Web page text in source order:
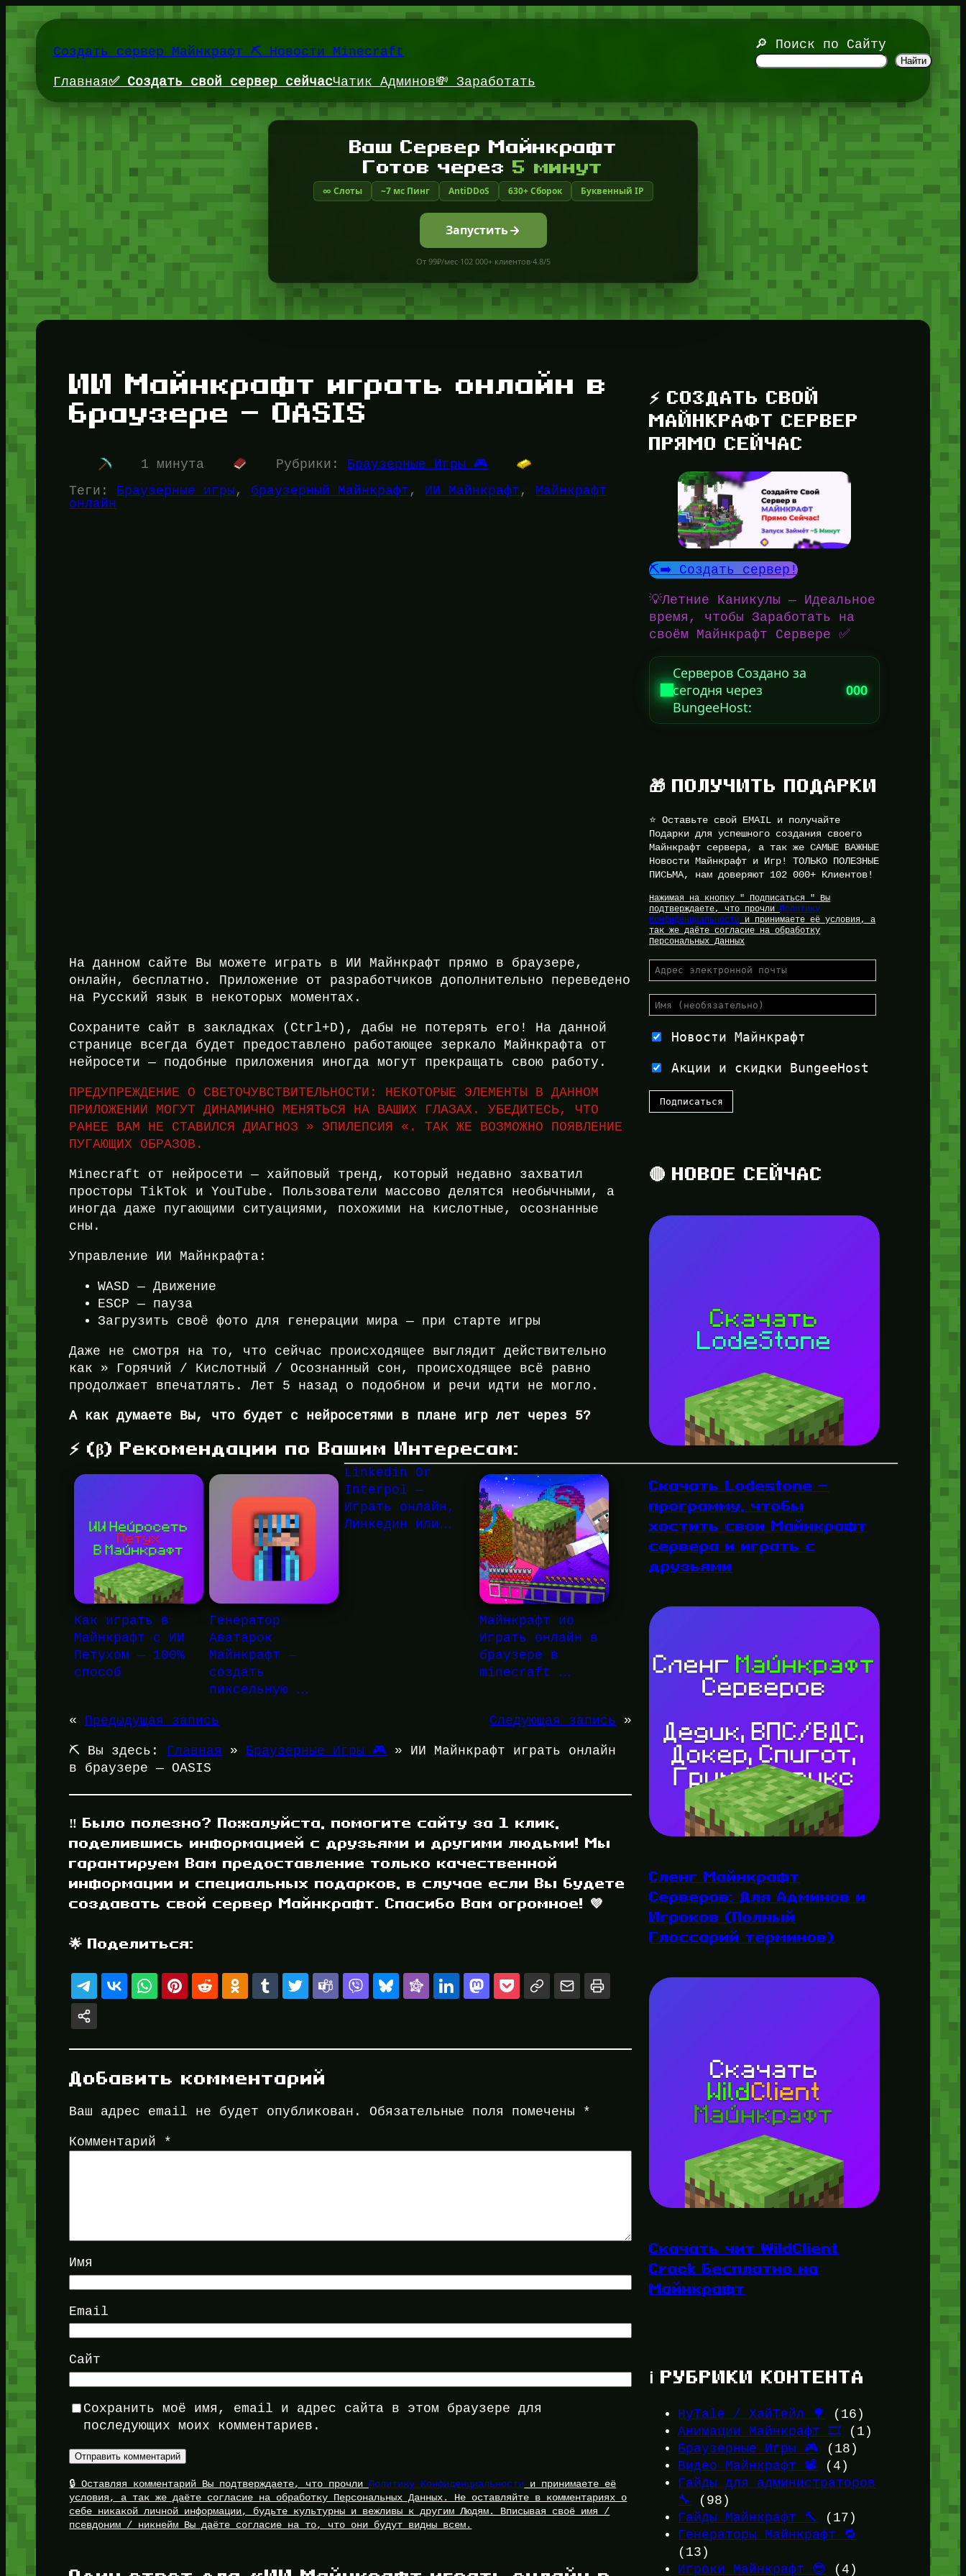
Перейти
содержимомуСоздать сервер Майнкрафт ⛏️ Новости Minecraft
🔎 Поиск по Сайту
Найти
Главная✅ Создать свой сервер сейчасЧатик Админов💸 Заработать
Ваш Сервер Майнкрафт
Готов через5 минут
∞ Слоты ~7 мс Пинг AntiDDoS 630+ Сборок Буквенный IP
Запустить
От 99₽/мес·102 000+ клиентов·4.8/5
ИИ Майнкрафт играть онлайн в
браузере — OASIS
1 минута Рубрики: Браузерные Игры 🎮
Теги: Браузерные игры , браузерный Майнкрафт , ИИ Майнкрафт , Майнкрафт
онлайн
На данном сайте Вы можете играть в ИИ Майнкрафт прямо в браузере,
онлайн, бесплатно. Приложение от разработчиков дополнительно переведено
на Русский язык в некоторых моментах.
Сохраните сайт в закладках (Ctrl+D), дабы не потерять его! На данной
странице всегда будет предоставлено работающее зеркало Майнкрафта от
нейросети — подобные приложения иногда могут прекращать свою работу.
ПРЕДУПРЕЖДЕНИЕ О СВЕТОЧУВСТВИТЕЛЬНОСТИ: НЕКОТОРЫЕ ЭЛЕМЕНТЫ В ДАННОМ
ПРИЛОЖЕНИИ МОГУТ ДИНАМИЧНО МЕНЯТЬСЯ НА ВАШИХ ГЛАЗАХ. УБЕДИТЕСЬ, ЧТО
РАНЕЕ ВАМ НЕ СТАВИЛСЯ ДИАГНОЗ » ЭПИЛЕПСИЯ «. ТАК ЖЕ ВОЗМОЖНО ПОЯВЛЕНИЕ
ПУГАЮЩИХ ОБРАЗОВ.
Minecraft от нейросети — хайповый тренд, который недавно захватил
просторы TikTok и YouTube. Пользователи массово делятся необычными, а
иногда даже пугающими ситуациями, похожими на кислотные, осознанные
сны.
Управление ИИ Майнкрафта:
WASD — Движение
ESCP — пауза
Загрузить своё фото для генерации мира — при старте игры
Даже не смотря на то, что сейчас происходящее выглядит действительно
как » Горячий / Кислотный / Осознанный сон, происходящее всё равно
продолжает впечатлять. Лет 5 назад о подобном и речи идти не могло.
А как думаете Вы, что будет с нейросетями в плане игр лет через 5?
⚡ (β) Рекомендации по Вашим Интересам:
Как играть в
Майнкрафт с ИИ
Петухом — 100%
способ
Генератор
Аватарок
Майнкрафт —
создать
пиксельную …
Linkedin Or
Interpol —
Играть онлайн,
Линкедин или…
Майнкрафт ио
Играть онлайн в
браузере в
minecraft …
« Предыдущая запись Следующая запись »
⛏️ Вы здесь: Главная » Браузерные Игры 🎮 » ИИ Майнкрафт играть онлайн
в браузере — OASIS
‼️ Было полезно? Пожалуйста, помогите сайту за 1 клик,
поделившись информацией с друзьями и другими людьми! Мы
гарантируем Вам предоставление только качественной
информации и специальных подарков, в случае если Вы будете
создавать свой сервер Майнкрафт. Спасибо Вам огромное! 💜
🌟 Поделиться:
Добавить комментарий
Ваш адрес email не будет опубликован. Обязательные поля помечены *
Комментарий *
Имя
Email
Сайт
Сохранить моё имя, email и адрес сайта в этом браузере для
последующих моих комментариев.
🔒 Оставляя комментарий Вы подтверждаете, что прочли Политику Конфиденциальности и принимаете её
условия, а так же даёте согласие на обработку Персональных Данных. Не оставляйте в комментариях о
себе никакой личной информации, будьте культурны и вежливы к другим Людям. Вписывая своё имя /
псевдоним / никнейм Вы даёте согласие на то, что они будут видны всем.
⚡ СОЗДАТЬ СВОЙ
МАЙНКРАФТ СЕРВЕР
ПРЯМО СЕЙЧАС
⛏️➡️ Создать сервер!
💡Летние Каникулы — Идеальное
время, чтобы Заработать на
своём Майнкрафт Сервере ✅
Серверов Создано за
сегодня через
BungeeHost:
000
🎁 ПОЛУЧИТЬ ПОДАРКИ
⭐ Оставьте свой EMAIL и получайте
Подарки для успешного создания своего
Майнкрафт сервера, а так же САМЫЕ ВАЖНЫЕ
Новости Майнкрафт и Игр! ТОЛЬКО ПОЛЕЗНЫЕ
ПИСЬМА, нам доверяют 102 000+ Клиентов!
Нажимая на кнопку " Подписаться " Вы
подтверждаете, что прочли Политику
Конфиденциальности и принимаете её условия, а
так же даёте согласие на обработку
Персональных Данных
Новости Майнкрафт
Акции и скидки BungeeHost
🔴 НОВОЕ СЕЙЧАС
Скачать Lodestone —
программу, чтобы
хостить свои Майнкрафт
сервера и играть с
друзьями
Сленг Майнкрафт
Серверов: Для Админов и
Игроков (Полный
Глоссарий терминов)
Скачать чит WildClient
Crack Бесплатно на
Майнкрафт
ℹ️ РУБРИКИ КОНТЕНТА
HyTale / ХайТейл 🌳
(16)
Анимации Майнкрафт 🎞️ (1)
Браузерные Игры 🎮 (18)
Видео Майнкрафт 📽️ (4)
Гайды для администраторов
🔧
(98)
Гайды Майнкрафт 🔨
(17)
Генераторы Майнкрафт 🔁
(13)
Игроки Майнкрафт 😎 (4)